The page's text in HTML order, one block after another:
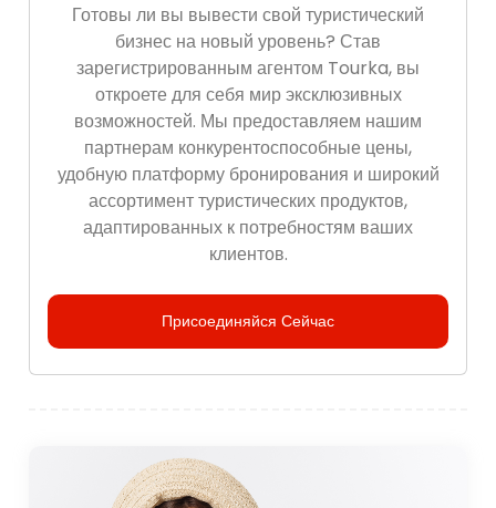
Готовы ли вы вывести свой туристический
бизнес на новый уровень? Став
зарегистрированным агентом Tourka, вы
откроете для себя мир эксклюзивных
возможностей. Мы предоставляем нашим
партнерам конкурентоспособные цены,
удобную платформу бронирования и широкий
ассортимент туристических продуктов,
адаптированных к потребностям ваших
клиентов.
Присоединяйся Сейчас